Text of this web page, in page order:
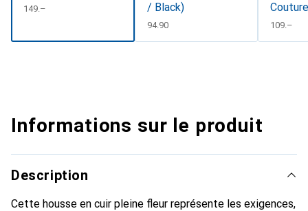
CHF
149.–
/ Black)
CHF
94.90 CHF
109.–
Informations sur le produit
Description
Cette housse en cuir pleine fleur représente les exigences,